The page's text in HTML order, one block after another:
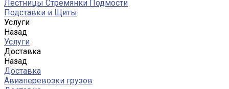
Лестницы Стремянки Подмости
Подставки и Щиты
Услуги
Назад
Услуги
Доставка
Назад
Доставка
Авиаперевозки грузов